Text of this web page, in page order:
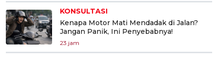
KONSULTASI
Kenapa Motor Mati Mendadak di Jalan?
Jangan Panik, Ini Penyebabnya!
23 jam